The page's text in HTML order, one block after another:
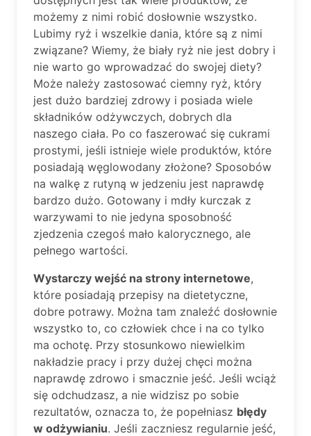
możemy z nimi robić dosłownie wszystko.
Lubimy ryż i wszelkie dania, które są z nimi
związane? Wiemy, że biały ryż nie jest dobry i
nie warto go wprowadzać do swojej diety?
Może należy zastosować ciemny ryż, który
jest dużo bardziej zdrowy i posiada wiele
składników odżywczych, dobrych dla
naszego ciała. Po co faszerować się cukrami
prostymi, jeśli istnieje wiele produktów, które
posiadają węglowodany złożone? Sposobów
na walkę z rutyną w jedzeniu jest naprawdę
bardzo dużo. Gotowany i mdły kurczak z
warzywami to nie jedyna sposobność
zjedzenia czegoś mało kalorycznego, ale
pełnego wartości.
Wystarczy wejść na strony internetowe,
które posiadają przepisy na dietetyczne,
dobre potrawy. Można tam znaleźć dosłownie
wszystko to, co człowiek chce i na co tylko
ma ochotę. Przy stosunkowo niewielkim
nakładzie pracy i przy dużej chęci można
naprawdę zdrowo i smacznie jeść. Jeśli wciąż
się odchudzasz, a nie widzisz po sobie
rezultatów, oznacza to, że popełniasz błędy
w odżywianiu. Jeśli zaczniesz regularnie jeść,